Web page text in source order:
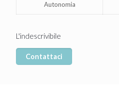
Autonomia
L'indescrivibile
Contattaci